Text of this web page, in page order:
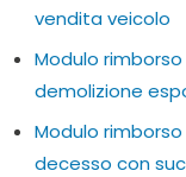
vendita veicolo
Modulo
demolizione
Modulo
decesso con